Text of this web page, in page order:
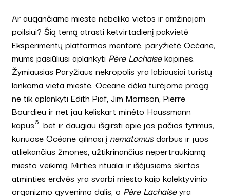
Ar augančiame mieste nebeliko vietos ir amžinajam
poilsiui? Šią temą atrasti ketvirtadienį pakvietė
Eksperimentų platformos mentorė, paryžietė Océane,
mums pasiūliusi aplankyti Père Lachaisekapines.
Žymiausias Paryžiaus nekropolis yra labiausiai turistų
lankoma vieta mieste. Oceane dėka turėjome progą
ne tik aplankyti Edith Piaf, Jim Morrison, Pierre
Bourdieu ir net jau keliskart minėto Haussmann
kapus6, bet ir daugiau išgirsti apie jos pačios tyrimus,
kuriuose Océane gilinasi įnematomusdarbus ir juos
atliekančius žmones, užtikrinančius nepertraukiamą
miesto veikimą. Mirties ritualai ir išėjusiems skirtos
atminties erdvės yra svarbi miesto kaip kolektyvinio
organizmo gyvenimo dalis, o Père Lachaiseyra